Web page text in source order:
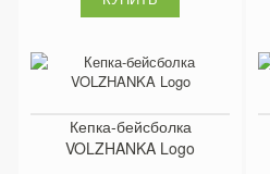
Кепка-бейсболка
VOLZHANKA Logo